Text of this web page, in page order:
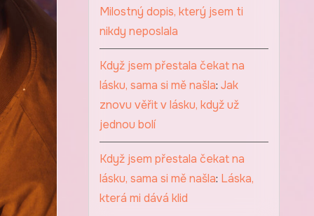
Milostný dopis, který jsem ti
nikdy neposlala
Když jsem přestala čekat na
lásku, sama si mě našla: Jak
znovu věřit v lásku, když už
jednou bolí
Když jsem přestala čekat na
lásku, sama si mě našla: Láska,
která mi dává klid